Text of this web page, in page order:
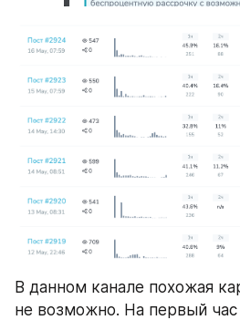
В данном канале похожая
не возможно. На первый